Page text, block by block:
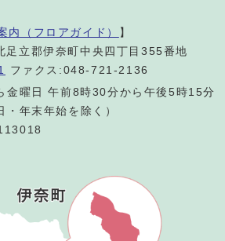
内（フロアガイド） 】
立郡伊奈町中央四丁目355番地
ファクス:048-721-2136
金曜日 午前8時30分から午後5時15分
・年末年始を除く）